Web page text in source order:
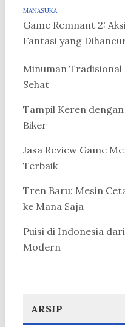
MANASUKA
Game Remnant 2:
Fantasi yang
Minuman
Sehat
Tampil Keren
Biker
Jasa Review Game
Terbaik
Tren Baru: Mesin
ke Mana Saja
Puisi di Indonesia
Modern
ARSIP